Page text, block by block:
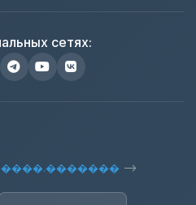
сетях:
-->